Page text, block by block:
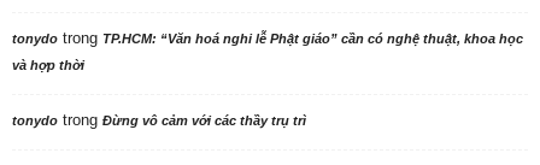
tonydo trong TP.HCM: “Văn hoá nghi lễ Phật giáo” cần có nghệ thuật, khoa học
và hợp thời
tonydo trong Đừng vô cảm với các thầy trụ trì